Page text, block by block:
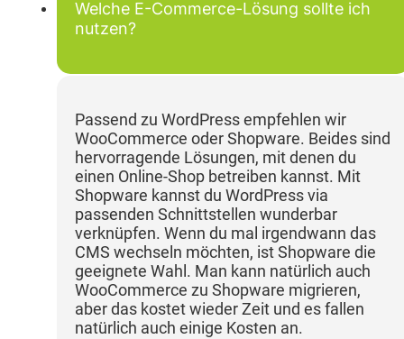
Welche E-Commerce-Lösung sollte ich
nutzen?
Passend zu WordPress empfehlen wir
WooCommerce oder Shopware. Beides sind
hervorragende Lösungen, mit denen du
einen Online-Shop betreiben kannst. Mit
Shopware kannst du WordPress via
passenden Schnittstellen wunderbar
verknüpfen. Wenn du mal irgendwann das
CMS wechseln möchten, ist Shopware die
geeignete Wahl. Man kann natürlich auch
WooCommerce zu Shopware migrieren,
aber das kostet wieder Zeit und es fallen
natürlich auch einige Kosten an.